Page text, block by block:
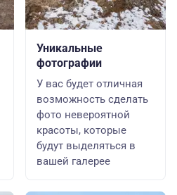
Уникальные
фотографии
У вас будет отличная
возможность сделать
фото невероятной
красоты, которые
будут выделяться в
вашей галерее